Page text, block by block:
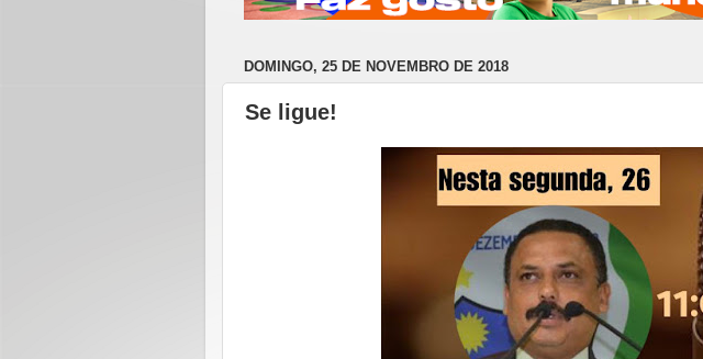
DOMINGO, 25 DE NOVEMBRO DE 2018
Se ligue!